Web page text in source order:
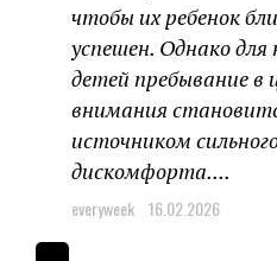
чтобы их ребенок
успешен. Однако
детей пребывание в
внимания
источником
дискомфорта....
everyweek 16.02.2026